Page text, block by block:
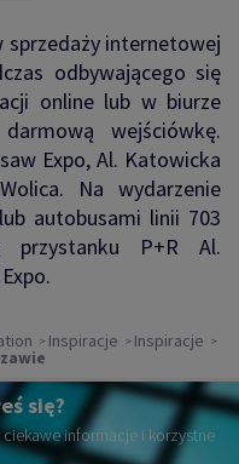
sprzedaży internetowej
odbywającego się
online lub w biurze
wejściówkę.
Expo, Al. Katowicka
Na wydarzenie
autobusami linii 703
przystanku P+R Al.
Inspiracje Inspiracje
się?
informacje i korzystne